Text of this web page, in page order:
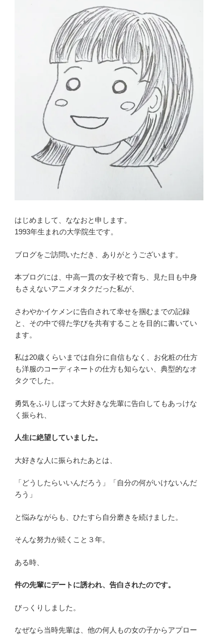
はじめまして、ななおと申します。
1993年生まれの大学院生です。
ブログをご訪問いただき、ありがとうございます。
本ブログには、中高一貫の女子校で育ち、見た目も中身
もさえないアニメオタクだった私が、
さわやかイケメンに告白されて幸せを掴むまでの記録
と、その中で得た学びを共有することを目的に書いてい
ます。
私は20歳くらいまでは自分に自信もなく、お化粧の仕方
も洋服のコーディネートの仕方も知らない、典型的なオ
タクでした。
勇気をふりしぼって大好きな先輩に告白してもあっけな
く振られ、
人生に絶望していました。
大好きな人に振られたあとは、
「どうしたらいいんだろう」「自分の何がいけないんだ
ろう」
と悩みながらも、ひたすら自分磨きを続けました。
そんな努力が続くこと３年。
ある時、
件の先輩にデートに誘われ、告白されたのです。
びっくりしました。
なぜなら当時先輩は、他の何人もの女の子からアプロー